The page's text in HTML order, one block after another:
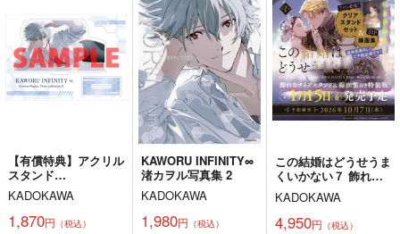
787円（税込）
吸血鬼対策課
サンプル
都会スイーツ
787円（税込）
ヒマリ
サンプル
作品詳細
Large Marge
787円（税込）
アシスタント×漫画家
サンプル
作品詳細
【有償特典】アクリル
スタンド
（KAWORU INFINITY
∞ 渚カヲル写真集 2）
KADOKAWA
1,870円 （税込）
KAWORU INFINITY∞
渚カヲル写真集 2
KADOKAWA
1,980円 （税込）
この結婚はどうせうま
くいかない７ 飾れる
クリアスタンド＆線画
集付き特装版
KADOKAWA
4,950円 （税込）